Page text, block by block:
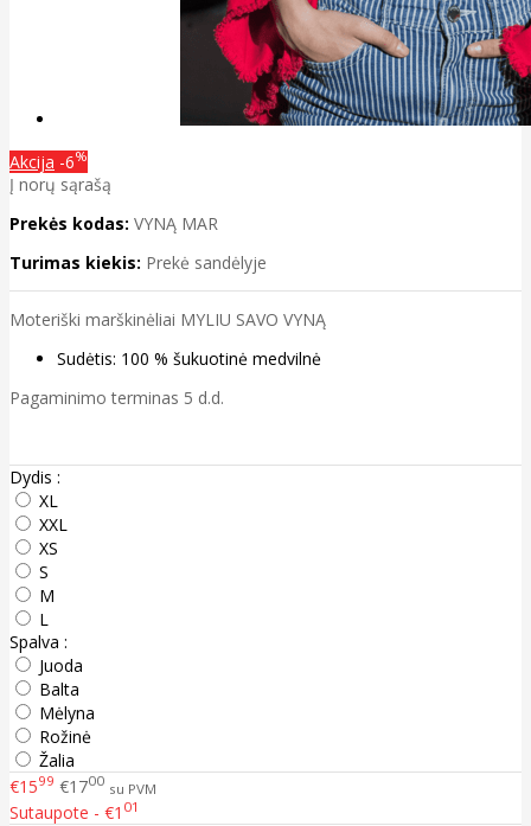
Akcija -6%
Į norų sąrašą
Prekės kodas: VYNĄ MAR
Turimas kiekis: Prekė sandėlyje
Moteriški marškinėliai MYLIU SAVO VYNĄ
Sudėtis: 100 % šukuotinė medvilnė
Pagaminimo terminas 5 d.d.
Dydis :
XL
XXL
XS
S
M
L
Spalva :
Juoda
Balta
Mėlyna
Rožinė
Žalia
€1599 €1700 su PVM
Sutaupote - €1 01